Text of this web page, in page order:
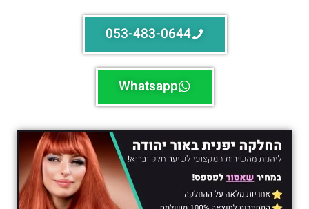
053-483-0644
Whatsapp